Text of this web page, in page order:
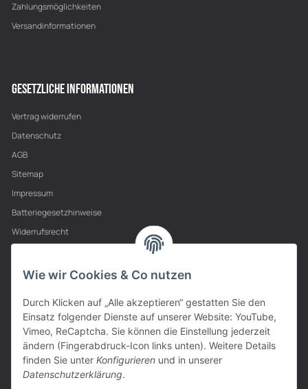
Zahlungsmöglichkeiten
Versandinformationen
GESETZLICHE INFORMATIONEN
Vertrag widerrufen
Datenschutz
AGB
Sitemap
Impressum
Batteriegesetzhinweise
Widerrufsrecht
PARTNER
Wie wir Cookies & Co nutzen
Durch Klicken auf „Alle akzeptieren“ gestatten Sie den
Einsatz folgender Dienste auf unserer Website: YouTube,
Vimeo, ReCaptcha. Sie können die Einstellung jederzeit
ändern (Fingerabdruck-Icon links unten). Weitere Details
finden Sie unter Konfigurieren und in unserer
Datenschutzerklärung.